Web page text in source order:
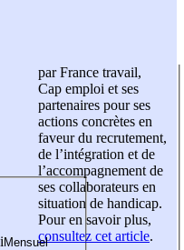
par France travail,
Cap emploi et ses
partenaires pour ses
actions concrètes en
faveur du recrutement,
de l’intégration et de
l’accompagnement de
ses collaborateurs en
situation de handicap.
Pour en savoir plus,
consultez cet article.